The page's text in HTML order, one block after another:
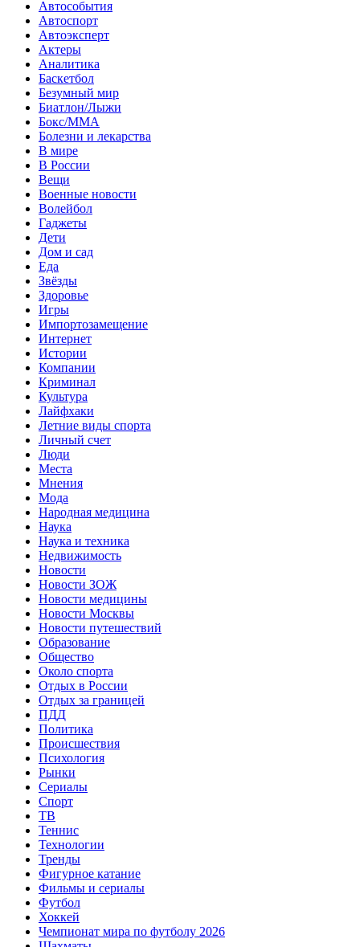
Автособытия
Автоспорт
Автоэксперт
Актеры
Аналитика
Баскетбол
Безумный мир
Биатлон/Лыжи
Бокс/MMA
Болезни и лекарства
В мире
В России
Вещи
Военные новости
Волейбол
Гаджеты
Дети
Дом и сад
Еда
Звёзды
Здоровье
Игры
Импортозамещение
Интернет
Истории
Компании
Криминал
Культура
Лайфхаки
Летние виды спорта
Личный счет
Люди
Места
Мнения
Мода
Народная медицина
Наука
Наука и техника
Недвижимость
Новости
Новости ЗОЖ
Новости медицины
Новости Москвы
Новости путешествий
Образование
Общество
Около спорта
Отдых в России
Отдых за границей
ПДД
Политика
Происшествия
Психология
Рынки
Сериалы
Спорт
ТВ
Теннис
Технологии
Тренды
Фигурное катание
Фильмы и сериалы
Футбол
Хоккей
Чемпионат мира по футболу 2026